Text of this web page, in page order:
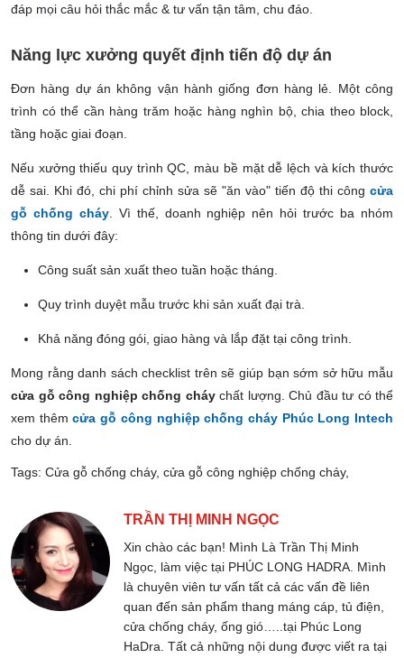
đáp mọi câu hỏi thắc mắc & tư vấn tận tâm, chu đáo.
Năng lực xưởng quyết định tiến độ dự án
Đơn hàng dự án không vận hành giống đơn hàng lẻ. Một công
trình có thể cần hàng trăm hoặc hàng nghìn bộ, chia theo block,
tầng hoặc giai đoạn.
Nếu xưởng thiếu quy trình QC, màu bề mặt dễ lệch và kích thước
dễ sai. Khi đó, chi phí chỉnh sửa sẽ "ăn vào" tiến độ thi công cửa
gỗ chống cháy. Vì thế, doanh nghiệp nên hỏi trước ba nhóm
thông tin dưới đây:
Công suất sản xuất theo tuần hoặc tháng.
Quy trình duyệt mẫu trước khi sản xuất đại trà.
Khả năng đóng gói, giao hàng và lắp đặt tại công trình.
Mong rằng danh sách checklist trên sẽ giúp bạn sớm sở hữu mẫu
cửa gỗ công nghiệp chống cháychất lượng. Chủ đầu tư có thể
xem thêmcửa gỗ công nghiệp chống cháy Phúc Long Intech
cho dự án.
Tags: Cửa gỗ chống cháy, cửa gỗ công nghiệp chống cháy,
TRẦN THỊ MINH NGỌC
Xin chào các bạn! Mình Là Trần Thị Minh
Ngọc, làm việc tại PHÚC LONG HADRA. Mình
là chuyên viên tư vấn tất cả các vấn đề liên
quan đến sản phẩm thang máng cáp, tủ điện,
cửa chống cháy, ống gió…..tại Phúc Long
HaDra. Tất cả những nội dung được viết ra tại